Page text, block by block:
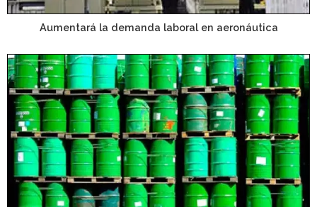
Aumentará la demanda laboral en aeronáutica